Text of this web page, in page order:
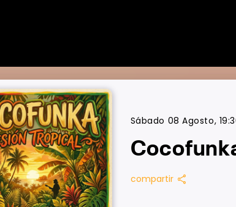
Sábado 08 Agosto,
compartir share